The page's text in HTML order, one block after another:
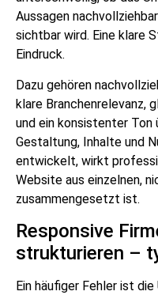
Aussagen
sichtbar wird. Eine klare
Eindruck.
Dazu gehören
klare Branchenrelevanz,
und ein konsistenter Ton
Gestaltung, Inhalte und
entwickelt, wirkt
Website aus einzelnen,
zusammengesetzt ist.
Responsive
strukturieren –
Ein häufiger Fehler ist